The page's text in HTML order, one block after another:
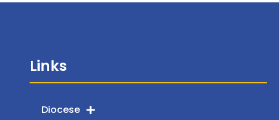
Links
Diocese